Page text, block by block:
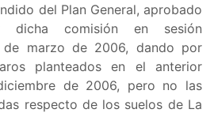
del Plan General, aprobado
dicha comisión en sesión
marzo de 2006, dando por
planteados en el anterior
de 2006, pero no las
respecto de los suelos de La